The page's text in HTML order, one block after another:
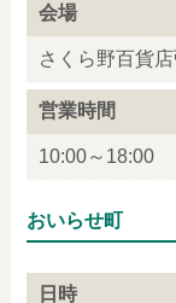
会場
さくら野百貨
営業時間
10:00～18:00
おいらせ町
日時